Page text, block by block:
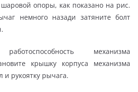
опоры, как показано на рис.
немного назади затяните болт
механизма
крышку корпуса механизма
и рукоятку рычага.